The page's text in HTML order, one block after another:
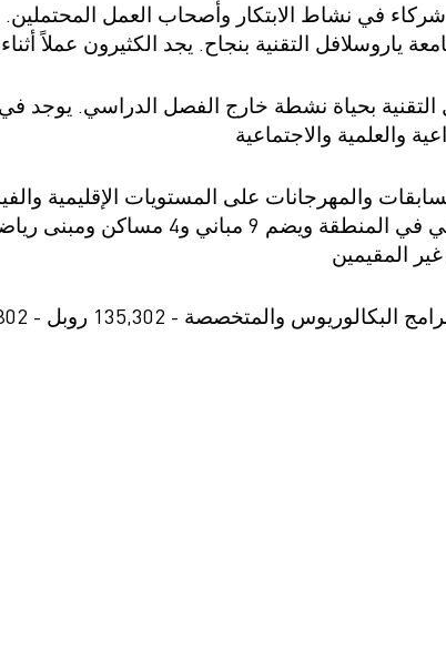
تعاون مع شركاء في نشاط الابتكار وأصحاب العمل
بحياة نشطة خارج الفصل الدراسي. يوجد في
والمهرجانات على المستويات الإقليمية
التقنية أحد أكبر الحرم الجامعي